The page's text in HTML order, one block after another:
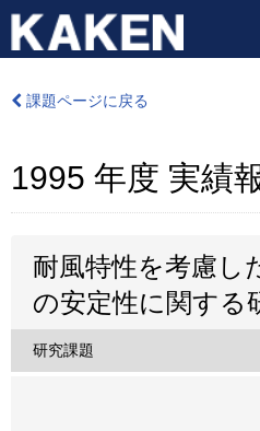
課題ページに戻る
1995 年度 実績
耐風特性を考慮し
の安定性に関する
研究課題